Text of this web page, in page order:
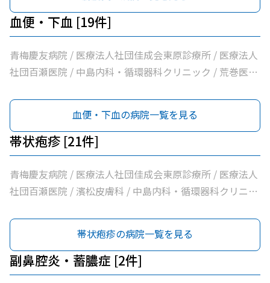
会ひまわり在宅診療所 / 坂元医院 / 吉野医院 / 医療法人社
団亀生会丹生クリニック / 河辺駅前クリニック / 医療法人
社団片平医院 / なごみクリニック / こみ内科クリニック /
やすらぎ在宅診療所 / 市立青梅総合医療センター / 医療法
人社団和風会多摩リハビリテーション病院
血便・下血 [19件]
青梅慶友病院 / 医療法人社団佳成会東原診療所 / 医療法人
社団百瀬医院 / 中島内科・循環器科クリニック / 荒巻医院
三清会青梅かすみ台クリニック / 医療法人社団向日葵清心
会ひまわり在宅診療所 / 坂元医院 / 吉野医院 / 医療法人社
団亀生会丹生クリニック / 河辺駅前クリニック / 医療法人
社団片平医院 / なごみクリニック / こみ内科クリニック /
やすらぎ在宅診療所 / 市立青梅総合医療センター / 医療法
人社団和風会多摩リハビリテーション病院
血便・下血の病院一覧を見る
帯状疱疹 [21件]
青梅慶友病院 / 医療法人社団佳成会東原診療所 / 医療法人
社団百瀬医院 / 濱松皮膚科 / 中島内科・循環器科クリニッ
医療法人社団三清会青梅かすみ台クリニック / 医療法人社
団向日葵清心会ひまわり在宅診療所 / 坂元医院 / 吉野医院
/ 医療法人社団亀生会丹生クリニック / 河辺駅前クリニッ
ク / 医療法人社団片平医院 / 河辺皮膚科メンタルクリニッ
帯状疱疹の病院一覧を見る
副鼻腔炎・蓄膿症 [2件]